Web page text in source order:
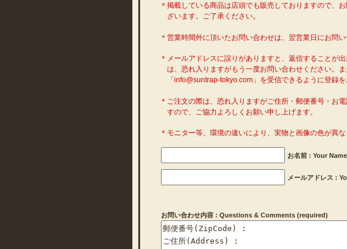
＊掲載している商品は店頭でも販売しておりますので、
ざいます。ご了承ください。
＊営業時間外に頂いたお問い合わせは、翌営業日にお問
＊メールアドレスに誤りがありますと、返信することが
は、恐れ入りますがもう一度お問い合わせください。
「info@suntrap-tokyo.com」を受信できるように登録を
＊ご注文の際は、恐れ入りますがご住所・郵便番号・お
すので、ご協力よろしくお願い申し上げます。
＊モニター等、環境の違いにより、実物と画像の色が異
お名前 : Your
メールアドレス :
お問い合わせ内容 : Questions & Comments (required)